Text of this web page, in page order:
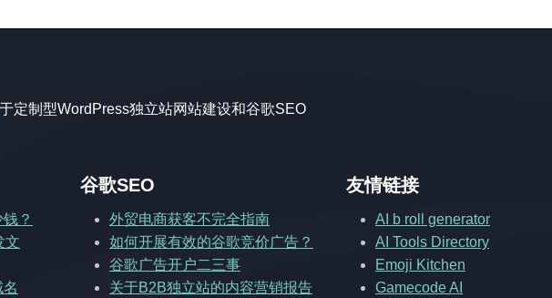
定制型WordPress独立站网站建设和谷歌SEO
？
文
谷歌SEO
外贸电商获客不完全指南
如何开展有效的谷歌竞价广告？
谷歌广告开户二三事
关于B2B独立站的内容营销报告
友情链接
AI b roll generator
AI Tools Directory
Emoji Kitchen
Gamecode AI